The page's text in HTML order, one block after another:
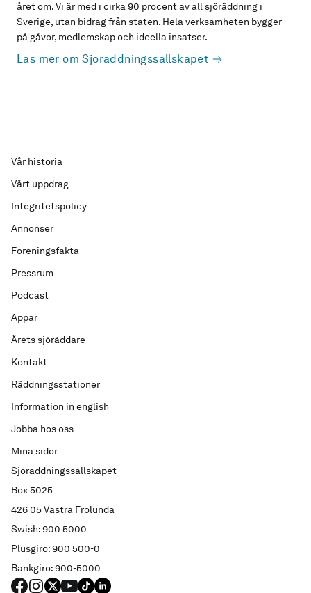
året om. Vi är med i cirka 90 procent av all sjöräddning i
Sverige, utan bidrag från staten. Hela verksamheten bygger
på gåvor, medlemskap och ideella insatser.
Läs mer om Sjöräddningssällskapet
Sjöräddningssällskapet
Box 5025
426 05 Västra Frölunda
Swish: 900 5000
Plusgiro: 900 500-0
Bankgiro: 900-5000
Vår historia
Vårt uppdrag
Integritetspolicy
Annonser
Föreningsfakta
Pressrum
Podcast
Appar
Årets sjöräddare
Kontakt
Räddningsstationer
Information in english
Jobba hos oss
Mina sidor